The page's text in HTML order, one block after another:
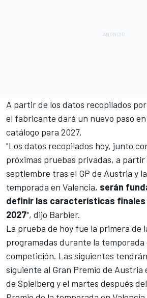
A partir de los datos recopilados
el fabricante dará un nuevo paso
catálogo para 2027.
"Los datos recopilados hoy, junto
próximas pruebas privadas, a
septiembre tras el GP de Austria y
temporada en Valencia, serán
definir las características finales
2027", dijo Barbier.
La prueba de hoy fue la primera de
programadas durante la temporada
competición. Las siguientes
siguiente al Gran Premio de Austria
de Spielberg y el martes después